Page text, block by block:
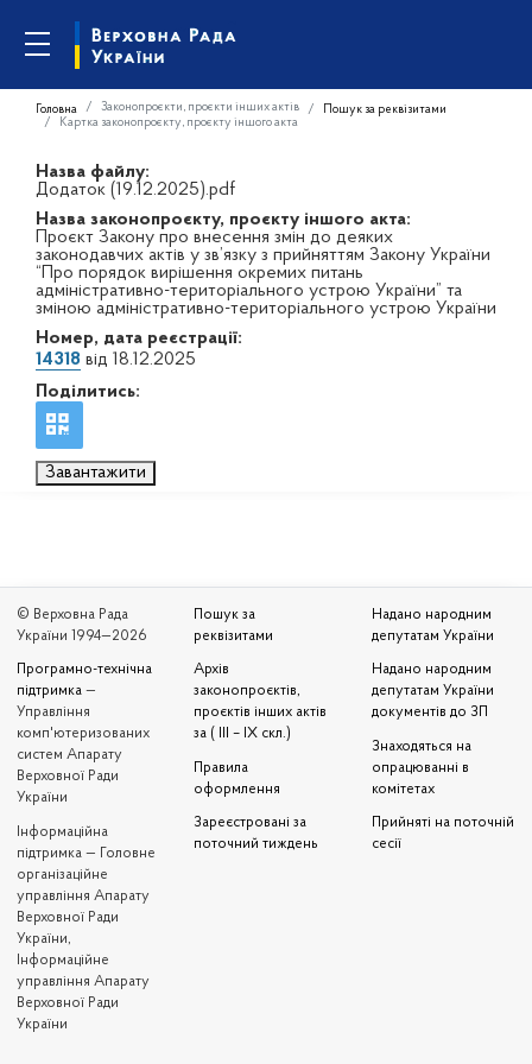
Головна Законопроєкти, проєкти інших актів
Пошук за реквізитами
Картка законопроєкту, проєкту іншого акта
Назва файлу:
Додаток (19.12.2025).pdf
Назва законопроєкту, проєкту іншого акта:
Проєкт Закону про внесення змін до деяких
законодавчих актів у зв’язку з прийняттям Закону України
“Про порядок вирішення окремих питань
адміністративно-територіального устрою України” та
зміною адміністративно-територіального устрою України
Номер, дата реєстрації:
14318 від 18.12.2025
Поділитись:
Завантажити
© Верховна Рада
України 1994—2026
Програмно-технічна
підтримка —
Управління
комп'ютеризованих
систем Апарату
Верховної Ради
України
Iнформаційна
підтримка — Головне
організаційне
управління Апарату
Верховної Ради
України,
Інформаційне
управління Апарату
Верховної Ради
України
Пошук за
реквізитами
Архів
законопроєктів,
проєктів інших актів
за ( III – IX скл.)
Правила
оформлення
Зареєстровані за
поточний тиждень
Надано народним
депутатам України
Надано народним
депутатам України
документів до ЗП
Знаходяться на
опрацюванні в
комітетах
Прийняті на поточній
сесії